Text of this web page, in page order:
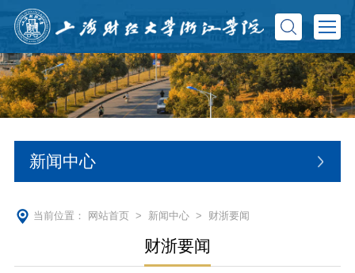
新闻中心
当前位置： 网站首页> 新闻中心> 财浙要闻
财浙要闻